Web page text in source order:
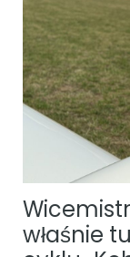
właśnie